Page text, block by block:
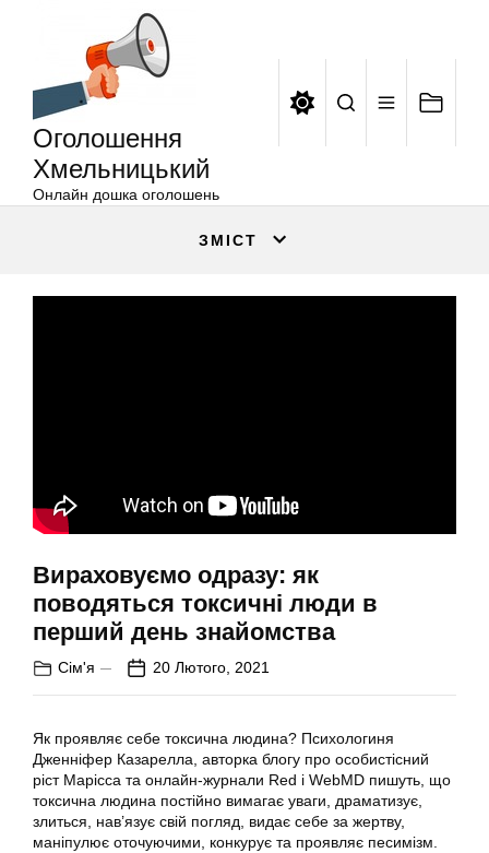
Оголошення
Хмельницький
Онлайн дошка оголошень
ЗМІСТ
Вираховуємо одразу: як
поводяться токсичні люди в
перший день знайомства
Сім'я 20 Лютого, 2021
Як проявляє себе токсична людина? Психологиня
Дженніфер Казарелла, авторка блогу про особистісний
ріст Марісса та онлайн-журнали Red і WebMD пишуть, що
токсична людина постійно вимагає уваги, драматизує,
злиться, нав’язує свій погляд, видає себе за жертву,
маніпулює оточуючими, конкурує та проявляє песимізм.